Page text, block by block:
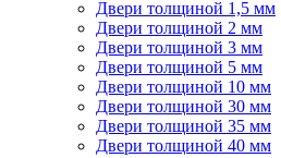
Двери толщиной 1,5 мм
Двери толщиной 2 мм
Двери толщиной 3 мм
Двери толщиной 5 мм
Двери толщиной 10 мм
Двери толщиной 30 мм
Двери толщиной 35 мм
Двери толщиной 40 мм